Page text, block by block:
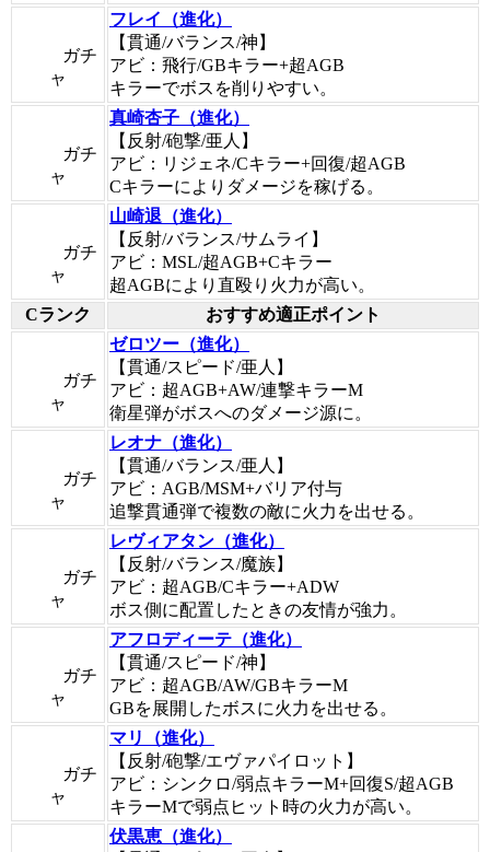
ガチ
ャ
フレイ（進化）
【貫通/バランス/神】
アビ：飛行/GBキラー+超AGB
キラーでボスを削りやすい。
ガチ
ャ
真崎杏子（進化）
【反射/砲撃/亜人】
アビ：リジェネ/Cキラー+回復/超AGB
Cキラーによりダメージを稼げる。
ガチ
ャ
山崎退（進化）
【反射/バランス/サムライ】
アビ：MSL/超AGB+Cキラー
超AGBにより直殴り火力が高い。
Cランク
おすすめ適正ポイント
ガチ
ャ
ゼロツー（進化）
【貫通/スピード/亜人】
アビ：超AGB+AW/連撃キラーM
衛星弾がボスへのダメージ源に。
ガチ
ャ
レオナ（進化）
【貫通/バランス/亜人】
アビ：AGB/MSM+バリア付与
追撃貫通弾で複数の敵に火力を出せる。
ガチ
ャ
レヴィアタン（進化）
【反射/バランス/魔族】
アビ：超AGB/Cキラー+ADW
ボス側に配置したときの友情が強力。
ガチ
ャ
アフロディーテ（進化）
【貫通/スピード/神】
アビ：超AGB/AW/GBキラーM
GBを展開したボスに火力を出せる。
ガチ
ャ
マリ（進化）
【反射/砲撃/エヴァパイロット】
アビ：シンクロ/弱点キラーM+回復S/超AGB
キラーMで弱点ヒット時の火力が高い。
伏黒恵（進化）